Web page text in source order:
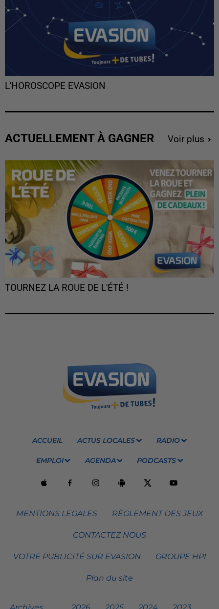
L'HOROSCOPE EVASION
ACTUELLEMENT À GAGNER Voir plus
TOURNEZ LA ROUE DE L'ÉTÉ !
ACCUEIL ACTUS LOCALES RADIO
EMPLOI AGENDA PODCASTS
MENTIONS LEGALES RÈGLEMENT DES JEUX
CONTACTEZ NOUS
VOTRE PUBLICITÉ SUR EVASION GROUPE HPI
Plan du site